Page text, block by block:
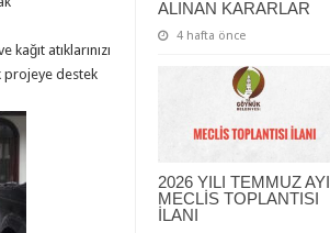
ALINAN KARARLAR
4 hafta önce
2026 YILI TEMMUZ AYI
MECLİS TOPLANTISI
İLANI
atıklarınızı
projeye destek